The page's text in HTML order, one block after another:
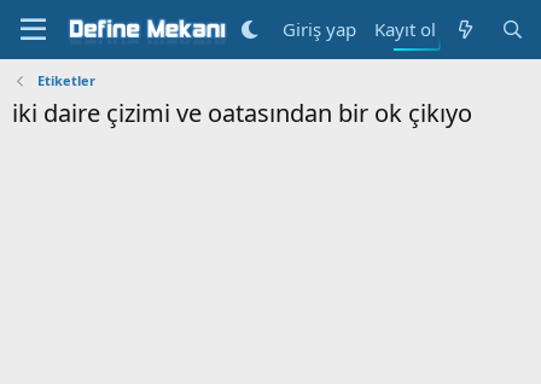
Giriş yap Kayıt ol
Etiketler
iki daire çizimi ve oatasından bir ok çikıyo